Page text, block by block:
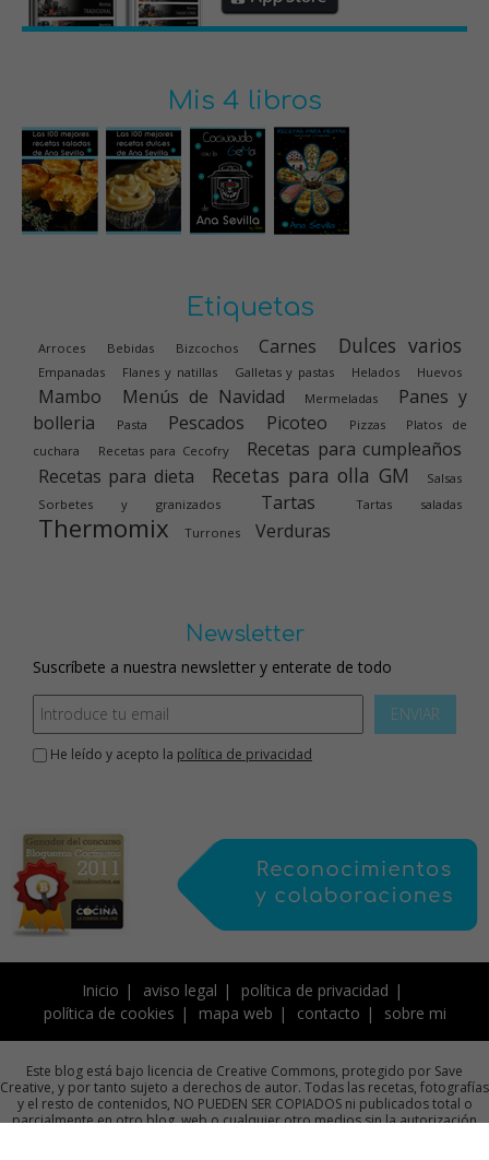
Mis 4 libros
Etiquetas
Arroces Bebidas Bizcochos Carnes Dulces varios
Empanadas Flanes y natillas Galletas y pastas Helados Huevos
Mambo Menús de Navidad Mermeladas
Panes y
bolleria
Pasta Pescados Picoteo Pizzas
Platos de
cuchara
Recetas para Cecofry
Recetas para cumpleaños
Recetas para dieta
Recetas para olla GM
Salsas
Sorbetes y granizados
Tartas Tartas saladas
Thermomix Turrones Verduras
Newsletter
Suscríbete a nuestra newsletter y enterate de todo
ENVIAR
He leído y acepto la política de privacidad
Inicio aviso legal
política de privacidad
política de cookies
mapa web contacto sobre mi
Este blog está bajo licencia de Creative Commons, protegido por Save
Creative, y por tanto sujeto a derechos de autor. Todas las recetas, fotografías
y el resto de contenidos, NO PUEDEN SER COPIADOS ni publicados total o
parcialmente en otro blog, web o cualquier otro medios sin la autorización